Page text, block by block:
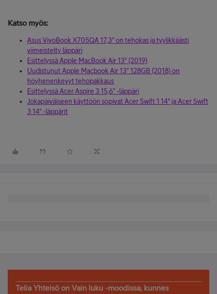
Katso myös:
Asus VivoBook X705QA 17,3" on tehokas ja tyylikkäästi
viimeistelty läppäri
Esittelyssä Apple MacBook Air 13" (2019)
Uudistunut Apple Macbook Air 13" 128GB (2018) on
höyhenenkevyt tehopakkaus
Esittelyssä Acer Aspire 3 15,6” -läppäri
Jokapäiväiseen käyttöön sopivat Acer Swift 1 14" ja Acer Swift
3 14" -läppärit
Telia Yhteisö on Vain luku -moodissa, kunnes